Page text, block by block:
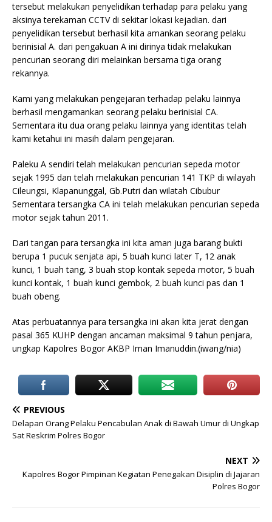
tersebut melakukan penyelidikan terhadap para pelaku yang
aksinya terekaman CCTV di sekitar lokasi kejadian. dari
penyelidikan tersebut berhasil kita amankan seorang pelaku
berinisial A. dari pengakuan A ini dirinya tidak melakukan
pencurian seorang diri melainkan bersama tiga orang
rekannya.
Kami yang melakukan pengejaran terhadap pelaku lainnya
berhasil mengamankan seorang pelaku berinisial CA.
Sementara itu dua orang pelaku lainnya yang identitas telah
kami ketahui ini masih dalam pengejaran.
Paleku A sendiri telah melakukan pencurian sepeda motor
sejak 1995 dan telah melakukan pencurian 141 TKP di wilayah
Cileungsi, Klapanunggal, Gb.Putri dan wilatah Cibubur
Sementara tersangka CA ini telah melakukan pencurian sepeda
motor sejak tahun 2011.
Dari tangan para tersangka ini kita aman juga barang bukti
berupa 1 pucuk senjata api, 5 buah kunci later T, 12 anak
kunci, 1 buah tang, 3 buah stop kontak sepeda motor, 5 buah
kunci kontak, 1 buah kunci gembok, 2 buah kunci pas dan 1
buah obeng.
Atas perbuatannya para tersangka ini akan kita jerat dengan
pasal 365 KUHP dengan ancaman maksimal 9 tahun penjara,
ungkap Kapolres Bogor AKBP Iman Imanuddin.(iwang/nia)
PREVIOUS
Delapan Orang Pelaku Pencabulan Anak di Bawah Umur di Ungkap
Sat Reskrim Polres Bogor
NEXT
Kapolres Bogor Pimpinan Kegiatan Penegakan Disiplin di Jajaran
Polres Bogor